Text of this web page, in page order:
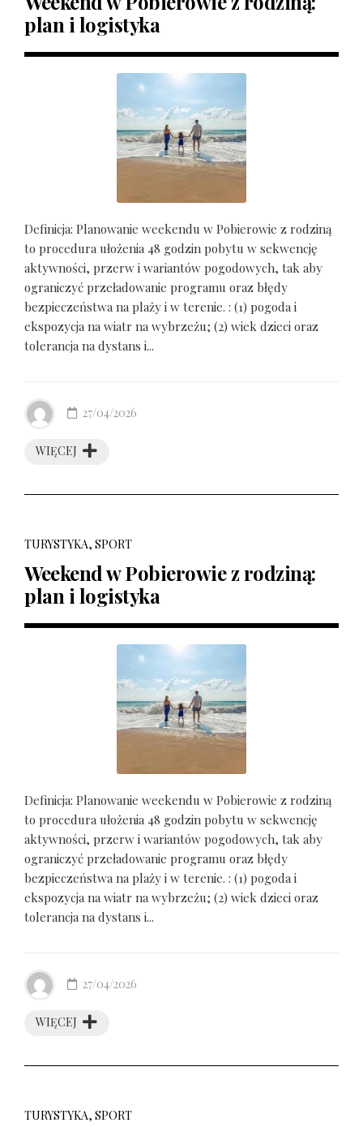
plan i logistyka
Definicja: Planowanie weekendu w Pobierowie z rodziną
to procedura ułożenia 48 godzin pobytu w sekwencję
aktywności, przerw i wariantów pogodowych, tak aby
ograniczyć przeładowanie programu oraz błędy
bezpieczeństwa na plaży i w terenie. : (1) pogoda i
ekspozycja na wiatr na wybrzeżu; (2) wiek dzieci oraz
tolerancja na dystans i...
WIĘCEJ
27/04/2026
TURYSTYKA, SPORT
Weekend w Pobierowie z rodziną:
plan i logistyka
Definicja: Planowanie weekendu w Pobierowie z rodziną
to procedura ułożenia 48 godzin pobytu w sekwencję
aktywności, przerw i wariantów pogodowych, tak aby
ograniczyć przeładowanie programu oraz błędy
bezpieczeństwa na plaży i w terenie. : (1) pogoda i
ekspozycja na wiatr na wybrzeżu; (2) wiek dzieci oraz
tolerancja na dystans i...
WIĘCEJ
27/04/2026
TURYSTYKA, SPORT